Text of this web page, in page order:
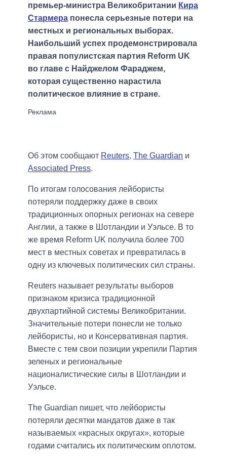
премьер-министра Великобритании Кира
Стармера понесла серьезные потери на
местных и региональных выборах.
Наибольший успех продемонстрировала
правая популистская партия Reform UK
во главе с Найджелом Фараджем,
которая существенно нарастила
политическое влияние в стране.
Об этом сообщают Reuters, The Guardian и
Associated Press.
По итогам голосования лейбористы
потеряли поддержку даже в своих
традиционных опорных регионах на севере
Англии, а также в Шотландии и Уэльсе. В то
же время Reform UK получила более 700
мест в местных советах и превратилась в
одну из ключевых политических сил страны.
Reuters называет результаты выборов
признаком кризиса традиционной
двухпартийной системы Великобритании.
Значительные потери понесли не только
лейбористы, но и Консервативная партия.
Вместе с тем свои позиции укрепили Партия
зеленых и региональные
националистические силы в Шотландии и
Уэльсе.
The Guardian пишет, что лейбористы
потеряли десятки мандатов даже в так
называемых «красных округах», которые
годами считались их политическим оплотом.